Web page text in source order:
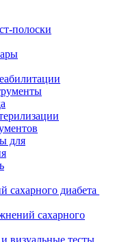
полоски
для
сахарного диабета
сахарного
визуальные тесты